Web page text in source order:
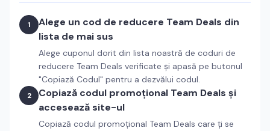
1 Alege un cod de reducere Team Deals din
lista de mai sus
Alege cuponul dorit din lista noastră de coduri de
reducere Team Deals verificate și apasă pe butonul
"Copiază Codul" pentru a dezvălui codul.
2 Copiază codul promoțional Team Deals și
accesează site-ul
Copiază codul promoțional Team Deals care ți se